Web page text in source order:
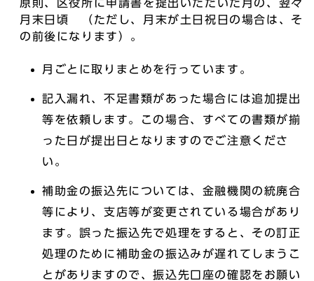
原則、区役所に申請書を提出いただいた月の、翌々
月末日頃 （ただし、月末が土日祝日の場合は、そ
の前後になります）。
月ごとに取りまとめを行っています。
記入漏れ、不足書類があった場合には追加提出
等を依頼します。この場合、すべての書類が揃
った日が提出日となりますのでご注意くださ
い。
補助金の振込先については、金融機関の統廃合
等により、支店等が変更されている場合があり
ます。誤った振込先で処理をすると、その訂正
処理のために補助金の振込みが遅れてしまうこ
とがありますので、振込先口座の確認をお願い